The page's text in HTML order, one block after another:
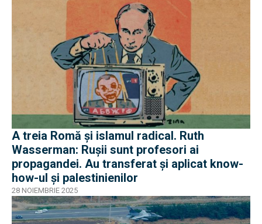
A treia Romă și islamul radical. Ruth
Wasserman: Rușii sunt profesori ai
propagandei. Au transferat și aplicat know-
how-ul și palestinienilor
28 NOIEMBRIE 2025